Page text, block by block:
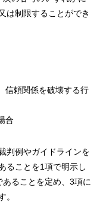
は制限することができ
信頼関係を破壊する行
合
判例やガイドラインを
ることを1項で明示し
ることを定め、3項に
。